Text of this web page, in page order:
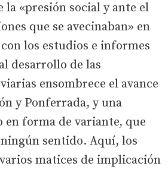
la «presión social y ante el
que se avecinaban» en
con los estudios e informes
desarrollo de las
ensombrece el avance
y Ponferrada, y una
en forma de variante, que
sentido. Aquí, los
matices de implicación